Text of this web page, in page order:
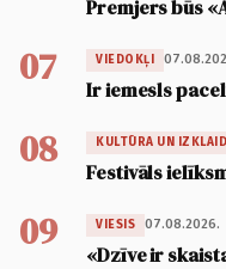
Premjers būs
07 VIEDOKĻI
Ir iemesls
08 KULTŪRA UN
Festivāls
09 VIESIS 07.08.2026.
«Dzīve ir